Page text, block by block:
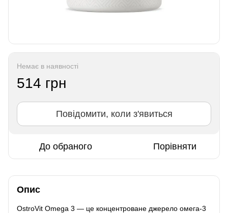
Немає в наявності
514 грн
Повідомити, коли з'явиться
До обраного Порівняти
Опис
OstroVit Omega 3 — це концентроване джерело омега-3